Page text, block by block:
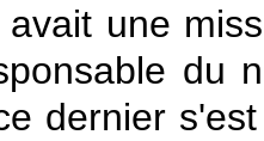
une
du
dernier